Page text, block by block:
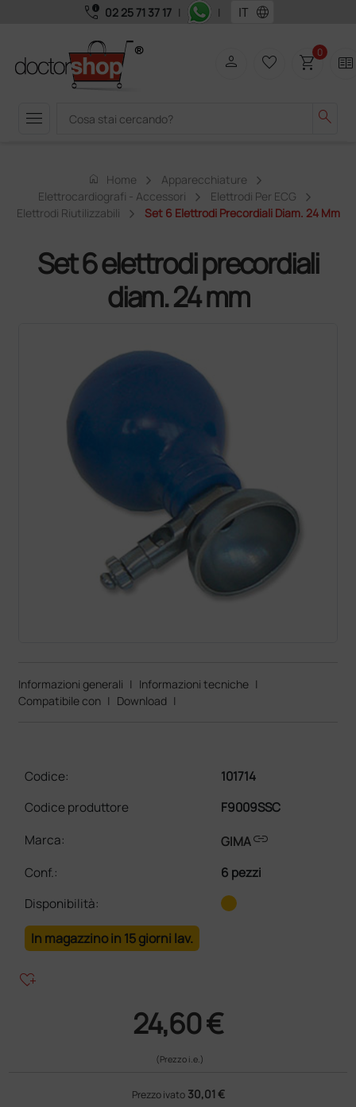
call_quality 02 25 71 37 17 | | language
menu search
person favorite_border shopping_cart0 two_pager
home Home
Apparecchiature
Elettrocardiografi - Accessori
Elettrodi Per ECG
Elettrodi Riutilizzabili
Set 6 Elettrodi Precordiali Diam. 24 Mm
Set 6 elettrodi precordiali
diam. 24 mm
Informazioni generali | Informazioni tecniche |
Compatibile con | Download |
Codice:
101714
Codice produttore
F9009SSC
Marca:
GIMAlink
Conf.:
6 pezzi
Disponibilità:
In magazzino in 15 giorni lav.
heart_plus
24,60 €
(Prezzo i.e.)
Prezzo ivato 30,01 €